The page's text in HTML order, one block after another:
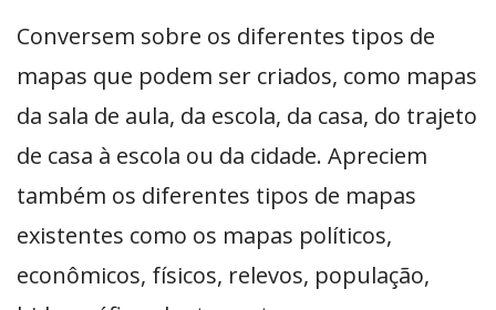
Conversem sobre os diferentes tipos de
mapas que podem ser criados, como mapas
da sala de aula, da escola, da casa, do trajeto
de casa à escola ou da cidade. Apreciem
também os diferentes tipos de mapas
existentes como os mapas políticos,
econômicos, físicos, relevos, população,